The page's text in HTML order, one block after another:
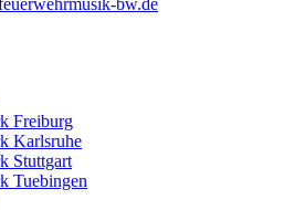
Freiburg
Karlsruhe
Stuttgart
Tuebingen